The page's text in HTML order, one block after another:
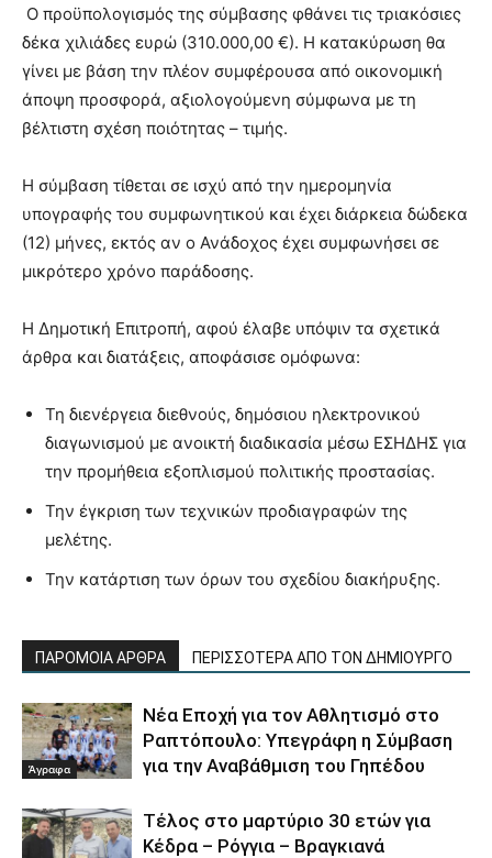
Ο προϋπολογισμός της σύμβασης φθάνει τις τριακόσιες
δέκα χιλιάδες ευρώ (310.000,00 €). Η κατακύρωση θα
γίνει με βάση την πλέον συμφέρουσα από οικονομική
άποψη προσφορά, αξιολογούμενη σύμφωνα με τη
βέλτιστη σχέση ποιότητας – τιμής.
Η σύμβαση τίθεται σε ισχύ από την ημερομηνία
υπογραφής του συμφωνητικού και έχει διάρκεια δώδεκα
(12) μήνες, εκτός αν ο Ανάδοχος έχει συμφωνήσει σε
μικρότερο χρόνο παράδοσης.
Η Δημοτική Επιτροπή, αφού έλαβε υπόψιν τα σχετικά
άρθρα και διατάξεις, αποφάσισε ομόφωνα:
Τη διενέργεια διεθνούς, δημόσιου ηλεκτρονικού
διαγωνισμού με ανοικτή διαδικασία μέσω ΕΣΗΔΗΣ για
την προμήθεια εξοπλισμού πολιτικής προστασίας.
Την έγκριση των τεχνικών προδιαγραφών της
μελέτης.
Την κατάρτιση των όρων του σχεδίου διακήρυξης.
ΠΑΡΟΜΟΙΑ ΑΡΘΡΑ ΠΕΡΙΣΣΟΤΕΡΑ ΑΠΟ ΤΟΝ ΔΗΜΙΟΥΡΓΟ
Άγραφα
Νέα Εποχή για τον Αθλητισμό στο
Ραπτόπουλο: Υπεγράφη η Σύμβαση
για την Αναβάθμιση του Γηπέδου
Τέλος στο μαρτύριο 30 ετών για
Κέδρα – Ρόγγια – Βραγκιανά